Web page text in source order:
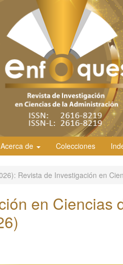
Acerca de Colecciones
Revista de Investigación en
en Ciencias